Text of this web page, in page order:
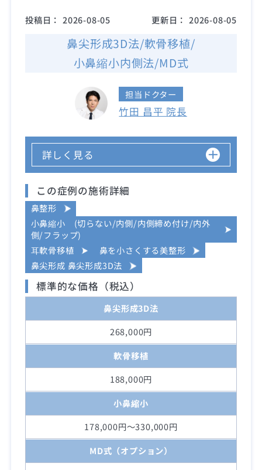
投稿日： 2026-08-05 更新日： 2026-08-05
鼻尖形成3D法/軟骨移植/
小鼻縮小内側法/MD式
担当ドクター
竹田 昌平 院長
詳しく見る
この症例の施術詳細
鼻整形
小鼻縮小 (切らない/内側/内側締め付け/内外
側/フラップ)
耳軟骨移植
鼻を小さくする美整形
鼻尖形成 鼻尖形成3D法
標準的な価格（税込）
鼻尖形成3D法
268,000円
軟骨移植
188,000円
小鼻縮小
178,000円～330,000円
MD式（オプション）